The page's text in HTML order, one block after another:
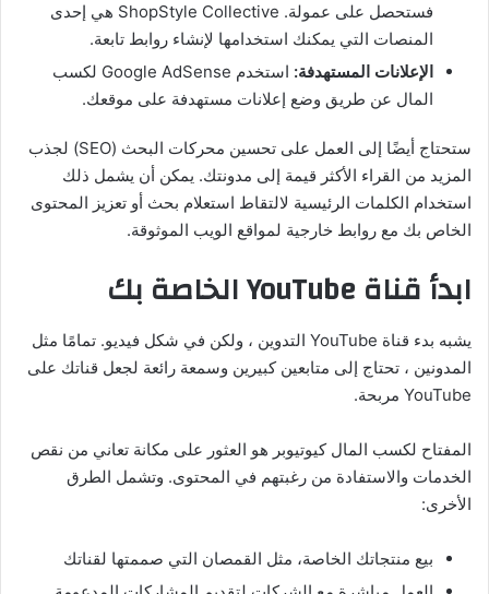
فستحصل على عمولة. ShopStyle Collective هي إحدى
المنصات التي يمكنك استخدامها لإنشاء روابط تابعة.
الإعلانات المستهدفة:
استخدم Google AdSense لكسب
المال عن طريق وضع إعلانات مستهدفة على موقعك.
ستحتاج أيضًا إلى العمل على تحسين محركات البحث (SEO) لجذب
المزيد من القراء الأكثر قيمة إلى مدونتك. يمكن أن يشمل ذلك
استخدام الكلمات الرئيسية لالتقاط استعلام بحث أو تعزيز المحتوى
الخاص بك مع روابط خارجية لمواقع الويب الموثوقة.
ابدأ قناة YouTube الخاصة بك
يشبه بدء قناة YouTube التدوين ، ولكن في شكل فيديو. تمامًا مثل
المدونين ، تحتاج إلى متابعين كبيرين وسمعة رائعة لجعل قناتك على
YouTube مربحة.
المفتاح لكسب المال كيوتيوبر هو العثور على مكانة تعاني من نقص
الخدمات والاستفادة من رغبتهم في المحتوى. وتشمل الطرق
الأخرى:
بيع منتجاتك الخاصة، مثل القمصان التي صممتها لقناتك